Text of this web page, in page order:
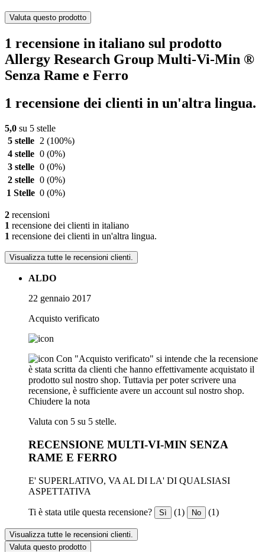
Valuta questo prodotto
1 recensione in italiano sul prodotto
Allergy Research Group Multi-Vi-Min ®
Senza Rame e Ferro
1 recensione dei clienti in un'altra lingua.
5,0 su 5 stelle
5 stelle
2 (100%)
4 stelle 0 (0%)
3 stelle 0 (0%)
2 stelle 0 (0%)
1 Stelle 0 (0%)
2 recensioni
1 recensione dei clienti in italiano
1 recensione dei clienti in un'altra lingua.
Visualizza tutte le recensioni clienti.
ALDO
22 gennaio 2017
Acquisto verificato
Con "Acquisto verificato" si intende che la recensione
è stata scritta da clienti che hanno effettivamente acquistato il
prodotto sul nostro shop. Tuttavia per poter scrivere una
recensione, è sufficiente avere un account sul nostro shop.
Chiudere la nota
Valuta con 5 su 5 stelle.
RECENSIONE MULTI-VI-MIN SENZA
RAME E FERRO
E' SUPERLATIVO, VA AL DI LA' DI QUALSIASI
ASPETTATIVA
Ti è stata utile questa recensione? Sì (1) No (1)
Visualizza tutte le recensioni clienti.
Valuta questo prodotto